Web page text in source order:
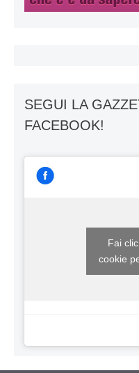
SEGUI LA
FACEBOOK!
Fai
cookie